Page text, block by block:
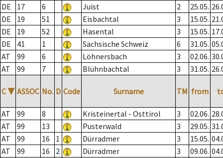
DE 17 6 Juist 2 25.05.
DE
19 51 Eisbachtal 3 15.05.
DE
19 52 Hasental 3 15.05.
DE
41 1 Sächsische Schweiz 6 31.05.
AT
99 6 Löhnersbach 3 02.06.
AT
99 7 Blühnbachtal 3 31.05.
C ▼ ASSOC No. D Code Surname TM from
AT 99 8 Kristeinertal - Osttirol 3 02.06.
AT
99 13 Pusterwald 3 29.05.
AT
99 16 1 Dürradmer 3 15.05.
AT
99 16 2 Dürradmer 3 09.06.